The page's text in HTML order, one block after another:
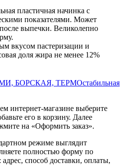
пластичная начинка с
показателями. Может
выпечки. Великолепно
вкусом пастеризации и
доля жира не менее 12%
БОРСКАЯ, ТЕРМОстабильная
интернет-магазине выберите
его в корзину. Далее
на «Оформить заказ».
режиме выглядит
полностью форму по
способ доставки, оплаты,